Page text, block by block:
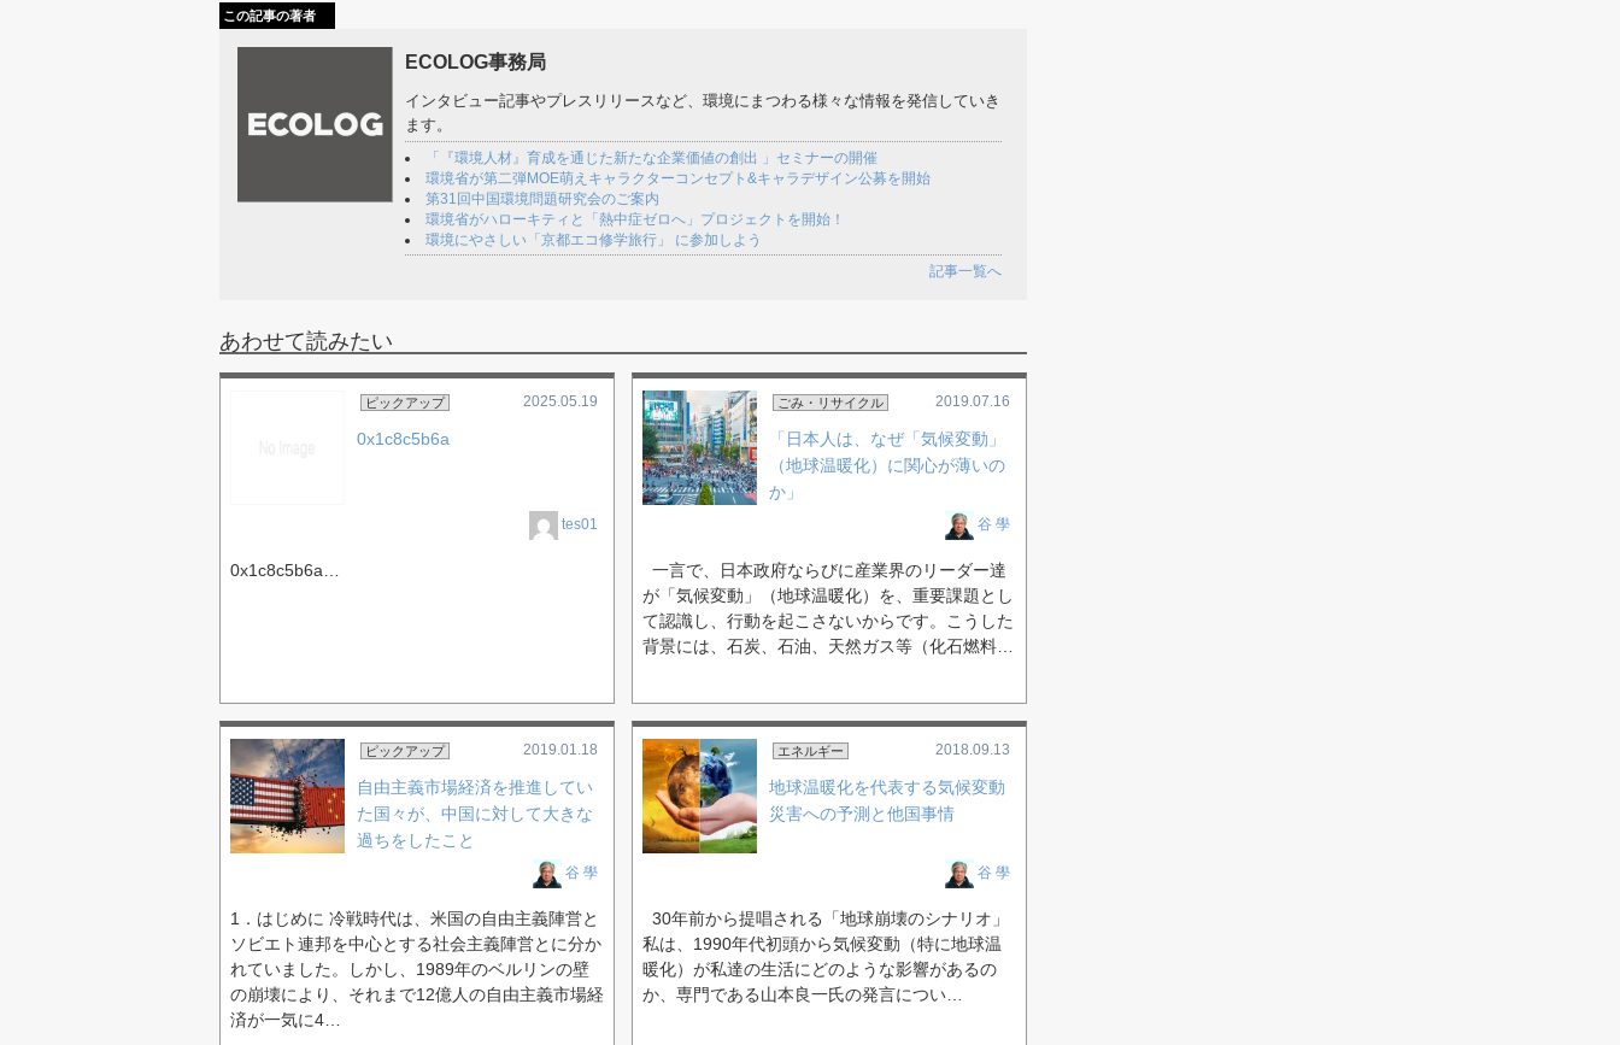
この記事の著者
ECOLOG事務局
インタビュー記事やプレスリリースなど、環境にまつわる様々な情報を発信していき
ます。
「『環境人材』育成を通じた新たな企業価値の創出 」セミナーの開催
環境省が第二弾MOE萌えキャラクターコンセプト&キャラデザイン公募を開始
第31回中国環境問題研究会のご案内
環境省がハローキティと「熱中症ゼロへ」プロジェクトを開始！
環境にやさしい「京都エコ修学旅行」 に参加しよう
記事一覧へ
あわせて読みたい
ピックアップ 2025.05.19
0x1c8c5b6a
tes01
0x1c8c5b6a…
ごみ・リサイクル 2019.07.16
「日本人は、なぜ「気候変動」
（地球温暖化）に関心が薄いの
か」
谷 學
一言で、日本政府ならびに産業界のリーダー達
が「気候変動」（地球温暖化）を、重要課題とし
て認識し、行動を起こさないからです。こうした
背景には、石炭、石油、天然ガス等（化石燃料…
ピックアップ 2019.01.18
自由主義市場経済を推進してい
た国々が、中国に対して大きな
過ちをしたこと
谷 學
1．はじめに 冷戦時代は、米国の自由主義陣営と
ソビエト連邦を中心とする社会主義陣営とに分か
れていました。しかし、1989年のベルリンの壁
の崩壊により、それまで12億人の自由主義市場経
済が一気に4…
エネルギー 2018.09.13
地球温暖化を代表する気候変動
災害への予測と他国事情
谷 學
30年前から提唱される「地球崩壊のシナリオ」
私は、1990年代初頭から気候変動（特に地球温
暖化）が私達の生活にどのような影響があるの
か、専門である山本良一氏の発言につい…